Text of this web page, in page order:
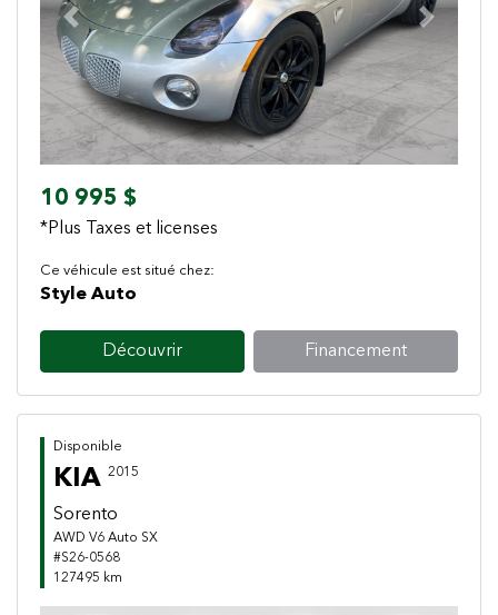
Previous Next
10 995 $
*Plus Taxes et licenses
Ce véhicule est situé chez:
Style Auto
Découvrir Financement
Disponible
KIA 2015
Sorento
AWD V6 Auto SX
#S26-0568
127495 km